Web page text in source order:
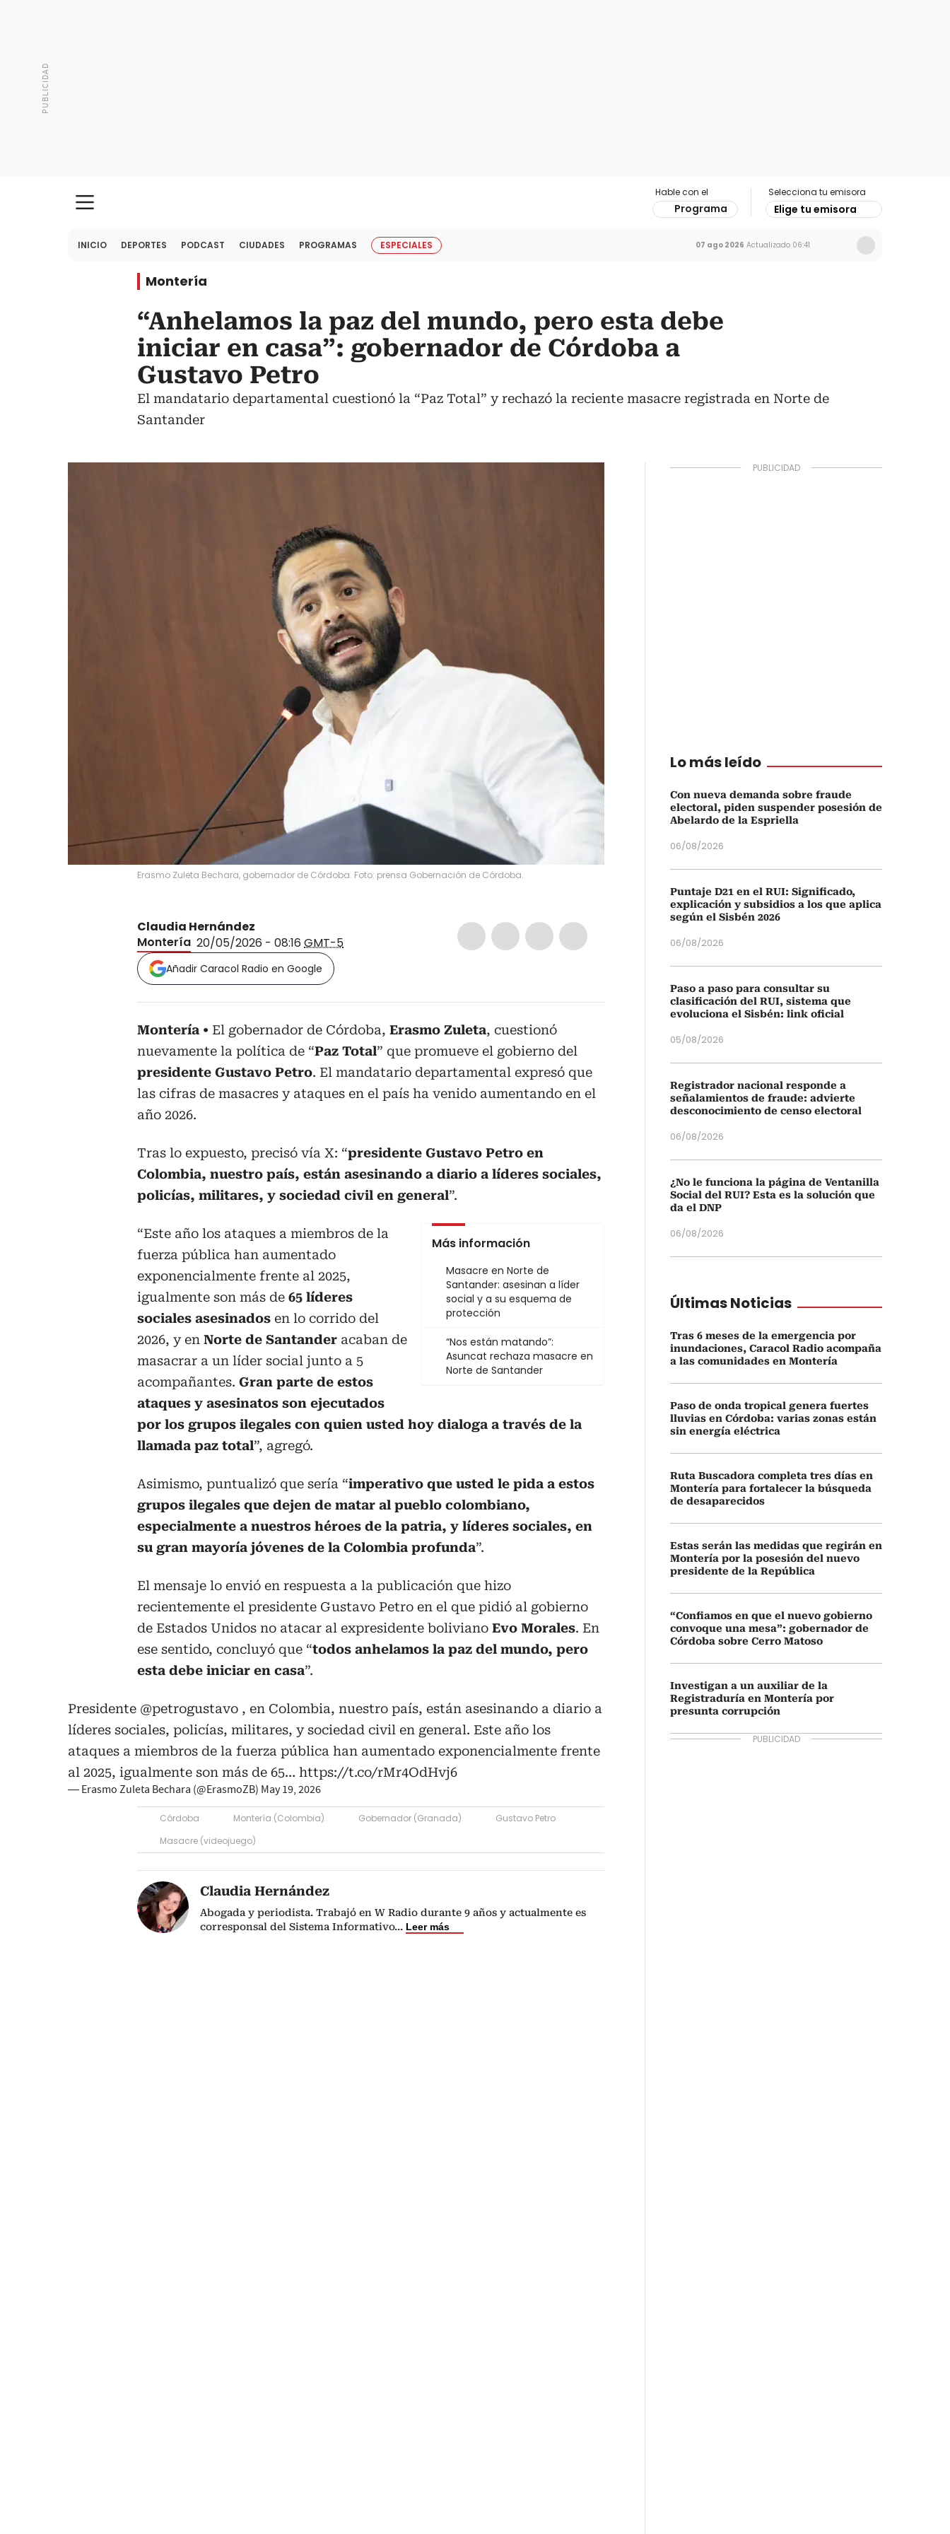
Hable con el
Programa
Selecciona tu emisora
Elige tu emisora
INICIO DEPORTES PODCAST CIUDADES PROGRAMAS ESPECIALES 07 ago 2026 Actualizado 06:41
Montería
“Anhelamos la paz del mundo, pero esta debe
iniciar en casa”: gobernador de Córdoba a
Gustavo Petro
El mandatario departamental cuestionó la “Paz Total” y rechazó la reciente masacre registrada en Norte de
Santander
Erasmo Zuleta Bechara, gobernador de Córdoba. Foto: prensa Gobernación de Córdoba.
Claudia Hernández
Montería 20/05/2026 - 08:16 GMT-5
Añadir Caracol Radio en Google
Montería El gobernador de Córdoba, Erasmo Zuleta, cuestionó
nuevamente la política de “Paz Total” que promueve el gobierno del
presidente Gustavo Petro. El mandatario departamental expresó que
las cifras de masacres y ataques en el país ha venido aumentando en el
año 2026.
Tras lo expuesto, precisó vía X: “presidente Gustavo Petro en
Colombia, nuestro país, están asesinando a diario a líderes sociales,
policías, militares, y sociedad civil en general”.
Más información
Masacre en Norte de
Santander: asesinan a líder
social y a su esquema de
protección
“Nos están matando”:
Asuncat rechaza masacre en
Norte de Santander
“Este año los ataques a miembros de la
fuerza pública han aumentado
exponencialmente frente al 2025,
igualmente son más de 65 líderes
sociales asesinados en lo corrido del
2026, y en Norte de Santander acaban de
masacrar a un líder social junto a 5
acompañantes. Gran parte de estos
ataques y asesinatos son ejecutados
por los grupos ilegales con quien usted hoy dialoga a través de la
llamada paz total”, agregó.
Asimismo, puntualizó que sería “imperativo que usted le pida a estos
grupos ilegales que dejen de matar al pueblo colombiano,
especialmente a nuestros héroes de la patria, y líderes sociales, en
su gran mayoría jóvenes de la Colombia profunda”.
El mensaje lo envió en respuesta a la publicación que hizo
recientemente el presidente Gustavo Petro en el que pidió al gobierno
de Estados Unidos no atacar al expresidente boliviano Evo Morales. En
ese sentido, concluyó que “todos anhelamos la paz del mundo, pero
esta debe iniciar en casa”.
Presidente @petrogustavo , en Colombia, nuestro país, están asesinando a diario a
líderes sociales, policías, militares, y sociedad civil en general. Este año los
ataques a miembros de la fuerza pública han aumentado exponencialmente frente
al 2025, igualmente son más de 65… https://t.co/rMr4OdHvj6
— Erasmo Zuleta Bechara (@ErasmoZB) May 19, 2026
Córdoba Montería (Colombia) Gobernador (Granada)
Gustavo Petro
Masacre (videojuego)
Claudia Hernández
Abogada y periodista. Trabajó en W Radio durante 9 años y actualmente es
corresponsal del Sistema Informativo... Leer más
Lo más leído
Con nueva demanda sobre fraude
electoral, piden suspender posesión de
Abelardo de la Espriella
06/08/2026
Puntaje D21 en el RUI: Significado,
explicación y subsidios a los que aplica
según el Sisbén 2026
06/08/2026
Paso a paso para consultar su
clasificación del RUI, sistema que
evoluciona el Sisbén: link oficial
05/08/2026
Registrador nacional responde a
señalamientos de fraude: advierte
desconocimiento de censo electoral
06/08/2026
¿No le funciona la página de Ventanilla
Social del RUI? Esta es la solución que
da el DNP
06/08/2026
Últimas Noticias
Tras 6 meses de la emergencia por
inundaciones, Caracol Radio acompaña
a las comunidades en Montería
Paso de onda tropical genera fuertes
lluvias en Córdoba: varias zonas están
sin energía eléctrica
Ruta Buscadora completa tres días en
Montería para fortalecer la búsqueda
de desaparecidos
Estas serán las medidas que regirán en
Montería por la posesión del nuevo
presidente de la República
“Confiamos en que el nuevo gobierno
convoque una mesa”: gobernador de
Córdoba sobre Cerro Matoso
Investigan a un auxiliar de la
Registraduría en Montería por
presunta corrupción